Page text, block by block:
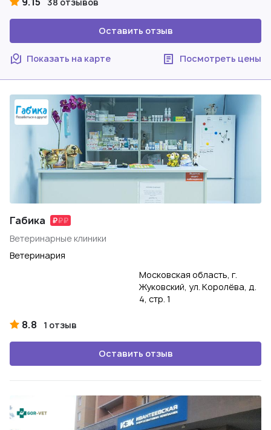
Оставить отзыв
Показать на карте Посмотреть цены
Габика
Ветеринарные клиники
Ветеринария
Московская область, г.
Жуковский, ул. Королёва, д.
4, стр. 1
8.8 1 отзыв
Оставить отзыв